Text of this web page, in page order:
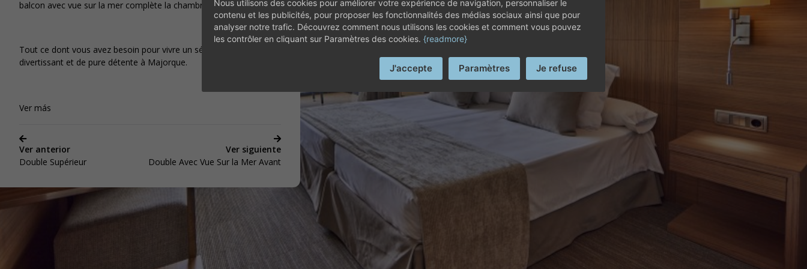
ENTDECKEN SIE DAS HOTEL PLAYA GOLF
balcon avec vue sur la mer complète la chambre.
Tout ce dont vous avez besoin pour vivre un séjour complet,
divertissant et de pure détente à Majorque.
Ver más
Ver anterior
Double Supérieur
Ver siguiente
Double Avec Vue Sur la Mer Avant
Nous utilisons des cookies pour améliorer votre expérience de navigation, personnaliser le
contenu et les publicités, pour proposer les fonctionnalités des médias sociaux ainsi que pour
analyser notre trafic. Découvrez comment nous utilisons les cookies et comment vous pouvez
les contrôler en cliquant sur Paramètres des cookies. {readmore}
J'accepte Paramètres Je refuse